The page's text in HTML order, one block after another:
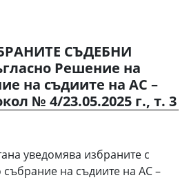
СЪДЕБНИ
Решение на
на съдиите на АС –
№ 4/23.05.2025 г., т. 3
уведомява избраните с
на съдиите на АС –